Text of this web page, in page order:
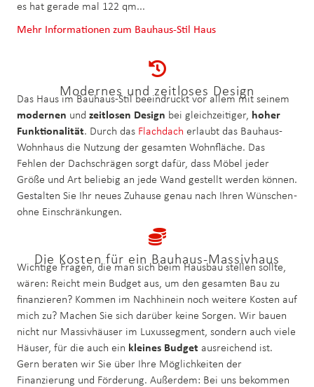
es hat gerade mal 122 qm...
Mehr Informationen zum Bauhaus-Stil Haus
Modernes und zeitloses Design
Das Haus im Bauhaus-Stil beeindruckt vor allem mit seinem
modernen und zeitlosen Design bei gleichzeitiger, hoher
Funktionalität. Durch das Flachdach erlaubt das Bauhaus-
Wohnhaus die Nutzung der gesamten Wohnfläche. Das
Fehlen der Dachschrägen sorgt dafür, dass Möbel jeder
Größe und Art beliebig an jede Wand gestellt werden können.
Gestalten Sie Ihr neues Zuhause genau nach Ihren Wünschen -
ohne Einschränkungen.
Die Kosten für ein Bauhaus-Massivhaus
Wichtige Fragen, die man sich beim Hausbau stellen sollte,
wären: Reicht mein Budget aus, um den gesamten Bau zu
finanzieren? Kommen im Nachhinein noch weitere Kosten auf
mich zu? Machen Sie sich darüber keine Sorgen. Wir bauen
nicht nur Massivhäuser im Luxussegment, sondern auch viele
Häuser, für die auch ein kleines Budget ausreichend ist.
Gern beraten wir Sie über Ihre Möglichkeiten der
Finanzierung und Förderung. Außerdem: Bei uns bekommen